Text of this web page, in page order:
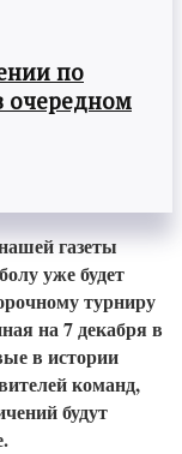
по
очередном
газеты
уже будет
турниру
на 7 декабря в
в истории
команд,
будут